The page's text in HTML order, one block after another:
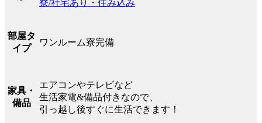
寮/社宅あり・住み込み
部屋タ
イプ
ワンルーム寮完備
家具・
備品
エアコンやテレビなど
生活家電&備品付きなので、
引っ越し後すぐに生活できます！